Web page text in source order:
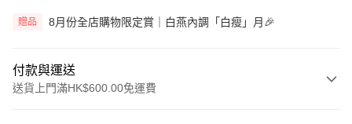
贈品 8月份全店購物限定賞｜白燕內調「白瘦」月🎉
付款與運送
送貨上門滿HK$600.00免運費